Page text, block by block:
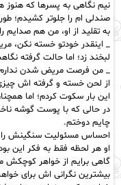
نیم نگاهی به پسرها که هنوز
صندلی ام را جلوتر کشیدم؛
به تقلید از او، من هم صدایم
_ اینقدر خودتو خسته نکن،
لبخند زد؛ اما حالت گرفته
_ من فرصت مریض شدن
از لحن خسته و گرفته اش
این بار سکوت کردم؛ اما
در حالی که با پوست گوشه
چایم دوختم.
احساس مسئولیت سنگینش را
او هر لحظه فقط به فکر این
گاهی برایم از خواهر کوچکش
بیشترین نگرانی اش برای